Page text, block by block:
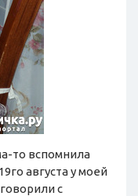
то вспомнила
августа у моей
с